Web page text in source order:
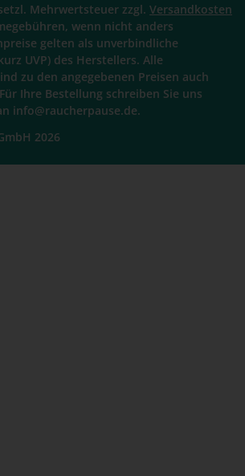
Mehrwertsteuer zzgl. Versandkosten
wenn nicht anders
gelten als unverbindliche
UVP) des Herstellers. Alle
zu den angegebenen Preisen auch
Ihre Bestellung schreiben Sie uns
info@raucherpause.de.
2026